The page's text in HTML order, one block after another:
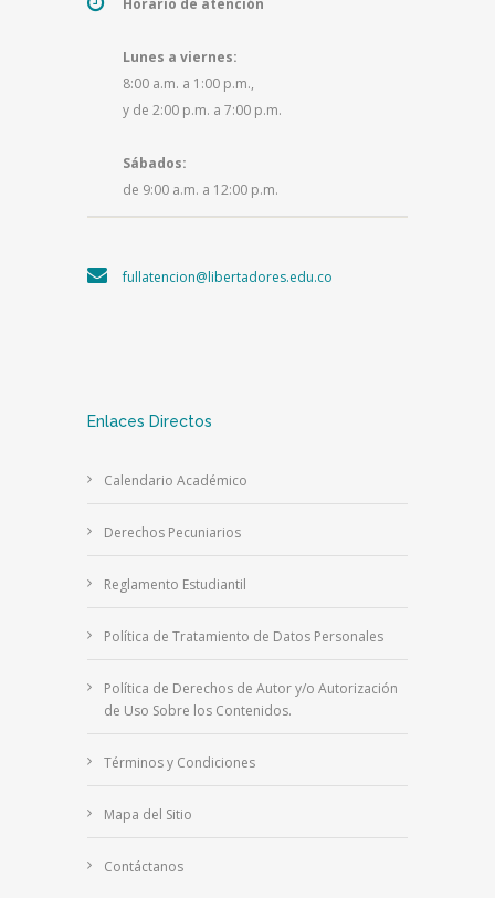
Horario de atención
Lunes a viernes:
8:00 a.m. a 1:00 p.m.,
y de 2:00 p.m. a 7:00 p.m.
Sábados:
de 9:00 a.m. a 12:00 p.m.
fullatencion@libertadores.edu.co
Enlaces Directos
Calendario Académico
Derechos Pecuniarios
Reglamento Estudiantil
Política de Tratamiento de Datos Personales
Política de Derechos de Autor y/o Autorización
de Uso Sobre los Contenidos.
Términos y Condiciones
Mapa del Sitio
Contáctanos